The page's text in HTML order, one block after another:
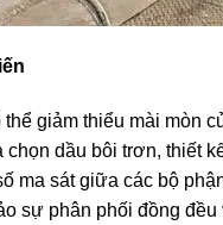
giảm thiểu mài mòn
dầu bôi trơn, thiết
ma sát giữa các bộ
sự phân phối đồng